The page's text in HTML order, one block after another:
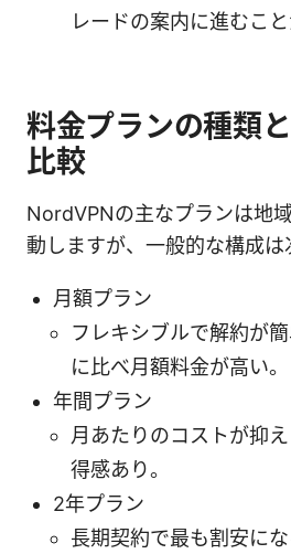
レードの案内に進むこと
料金プランの種類
比較
NordVPNの主なプランは地
動しますが、一般的な構成は
月額プラン
フレキシブルで解約が
に比べ月額料金が高い。
年間プラン
月あたりのコストが抑
得感あり。
2年プラン
長期契約で最も割安に